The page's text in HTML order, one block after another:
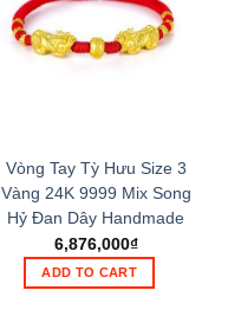
Vòng Tay Tỳ Hưu Size 3
Vàng 24K 9999 Mix Song
Hỷ Đan Dây Handmade
6,876,000₫
ADD TO CART